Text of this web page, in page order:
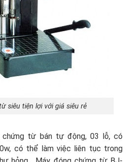
siêu tiện lợi với giá siêu rẻ
chứng từ bán tự động, 03 lỗ, có
có thể làm việc liên tục trong